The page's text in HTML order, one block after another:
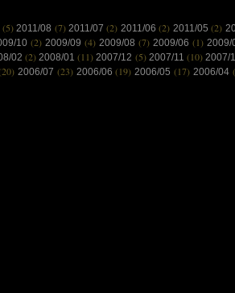
(5) 2011/08 (7) 2011/07(2) 2011/06(2) 2011/05(2)
10 (2) 2009/09 (4) 2009/08 (7) 2009/06 (1) 2009/
02 (2) 2008/01(11) 2007/12 (5) 2007/11 (10) 2007/
2006/07 (23) 2006/06(19) 2006/05(17) 2006/04